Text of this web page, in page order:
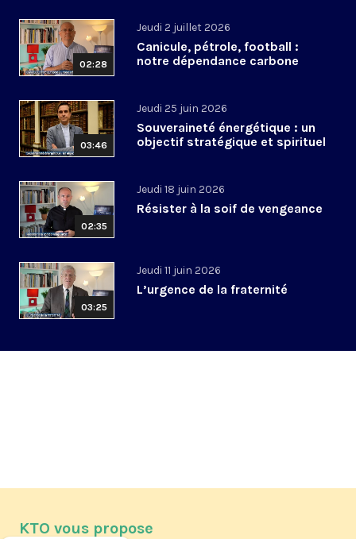
02:28
Jeudi 2 juillet 2026
Canicule, pétrole, football :
notre dépendance carbone
03:46
Jeudi 25 juin 2026
Souveraineté énergétique : un
objectif stratégique et spirituel
02:35
Jeudi 18 juin 2026
Résister à la soif de vengeance
03:25
Jeudi 11 juin 2026
L’urgence de la fraternité
KTO vous propose